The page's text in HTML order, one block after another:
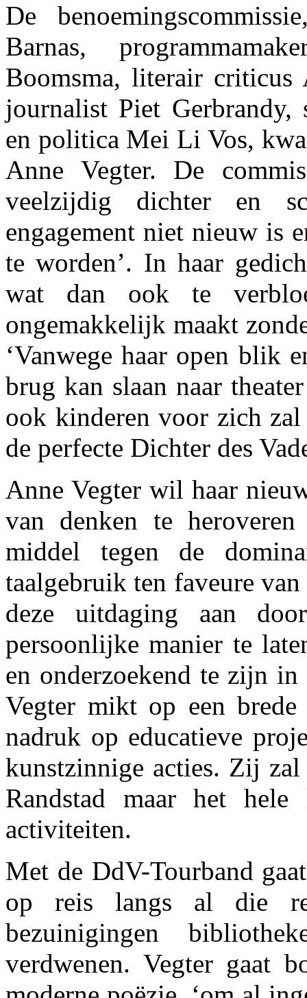
De
Barnas,
Boomsma, literair
journalist Piet Gerbrandy,
en politica Mei Li Vos,
Anne Vegter. De
veelzijdig dichter en
engagement niet nieuw is
te worden’. In haar
wat dan ook te
ongemakkelijk maakt
‘Vanwege haar open blik
brug kan slaan naar
ook kinderen voor zich
de perfecte Dichter des
Anne Vegter wil haar
van denken te
middel tegen de
taalgebruik ten faveure
deze uitdaging aan
persoonlijke manier te
en onderzoekend te zijn
Vegter mikt op een
nadruk op educatieve
kunstzinnige acties. Zij
Randstad maar het
activiteiten.
Met de DdV-Tourband
op reis langs al die
bezuinigingen
verdwenen. Vegter gaat